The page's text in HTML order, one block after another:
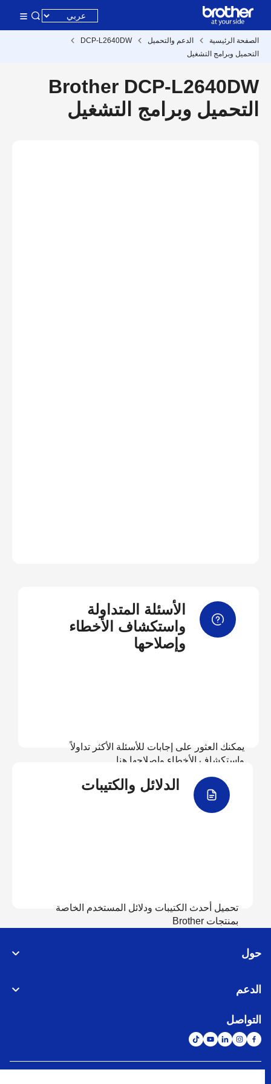
الصفحة الرئيسية الدعم والتحميل
DCP-L2640DW
التحميل وبرامج التشغيل
Brother DCP-L2640DW
التحميل وبرامج التشغيل
الأسئلة المتداولة
واستكشاف الأخطاء
وإصلاحها
يمكنك العثور على إجابات للأسئلة الأكثر تداولاً
واستكشاف الأخطاء وإصلاحها هنا
عرض الأسئلة المتداولة
الدلائل والكتيبات
تحميل أحدث الكتيبات ودلائل المستخدم الخاصة
بمنتجات Brother
حول
الدعم
التواصل